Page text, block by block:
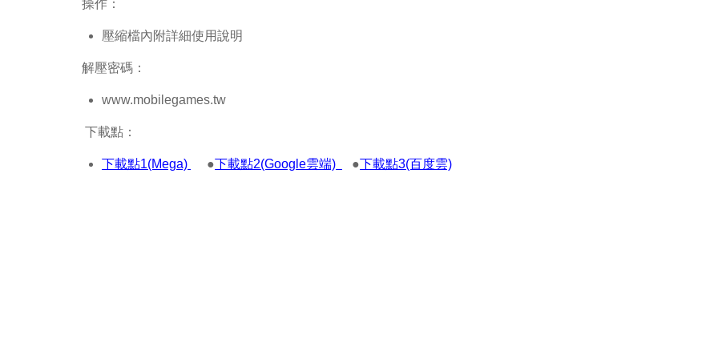
操作：
壓縮檔內附詳細使用說明
解壓密碼：
www.mobilegames.tw
下載點：
下載點1(Mega) ●下載點2(Google雲端) ●下載點3(百度雲)